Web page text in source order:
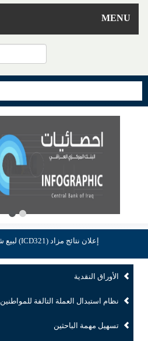
MENU
إعلان نتائج مزاد (ICD321) لبيع شهادات إيداع إسلامية
الأوراق النقدية
نظام استبدال العملة التالفة للمواطنين
تسهيل مهمة الباحثين